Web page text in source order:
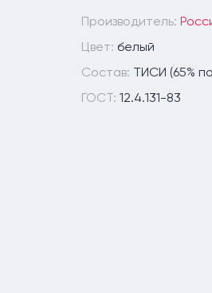
Производитель:
Цвет: белый
Состав: ТИСИ (65%
ГОСТ: 12.4.131-83